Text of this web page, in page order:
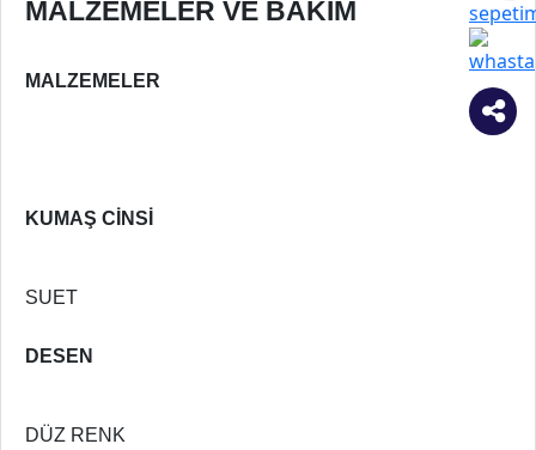
MALZEMELER VE BAKIM
MALZEMELER
KUMAŞ CİNSİ
SUET
DESEN
DÜZ RENK